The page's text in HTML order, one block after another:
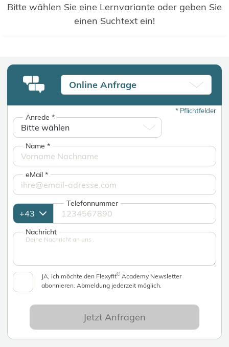
Bitte wählen Sie eine Lernvariante oder geben Sie
einen Suchtext ein!
Online Anfrage
*Pflichtfelder
Anrede*
Name*
eMail*
Telefonnummer
Nachricht
JA, ich möchte den Flexyfit© Academy Newsletter
abonnieren. Abmeldung jederzeit möglich.
Jetzt Anfragen